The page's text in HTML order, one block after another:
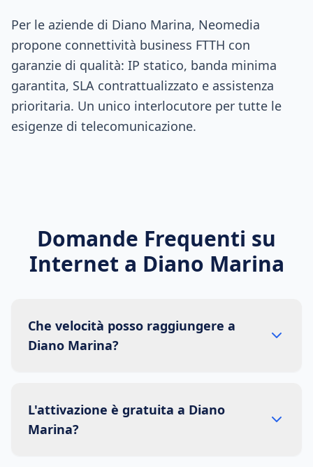
Per le aziende di Diano Marina, Neomedia
propone connettività business FTTH con
garanzie di qualità: IP statico, banda minima
garantita, SLA contrattualizzato e assistenza
prioritaria. Un unico interlocutore per tutte le
esigenze di telecomunicazione.
Domande Frequenti su
Internet a Diano Marina
Che velocità posso raggiungere a
Diano Marina?
L'attivazione è gratuita a Diano
Marina?